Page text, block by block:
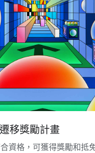
移獎勵計畫
資格，可獲得獎勵和抵